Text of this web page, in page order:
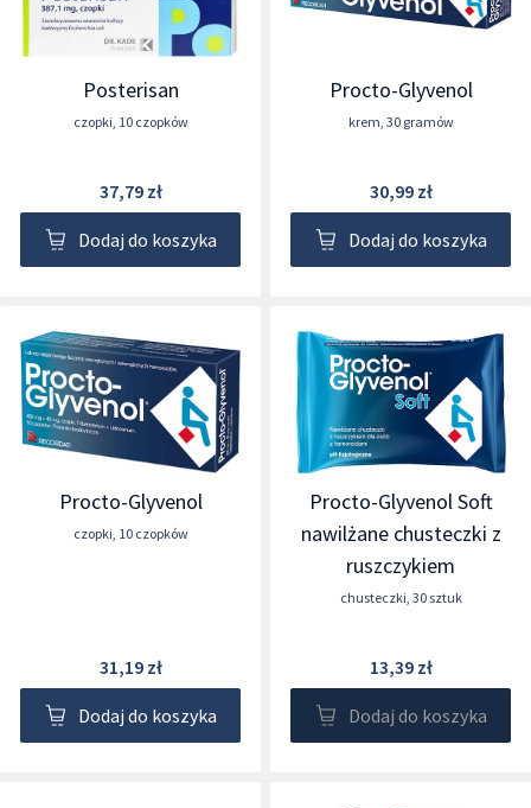
Posterisan
czopki, 10 czopków
37,79 zł
Dodaj do koszyka
Procto-Glyvenol
krem, 30 gramów
30,99 zł
Dodaj do koszyka
Procto-Glyvenol
czopki, 10 czopków
31,19 zł
Dodaj do koszyka
Procto-Glyvenol Soft
nawilżane chusteczki z
ruszczykiem
chusteczki, 30 sztuk
13,39 zł
Dodaj do koszyka